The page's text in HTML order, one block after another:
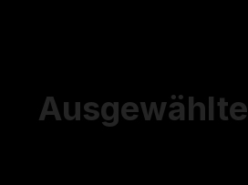
Ausgewählte